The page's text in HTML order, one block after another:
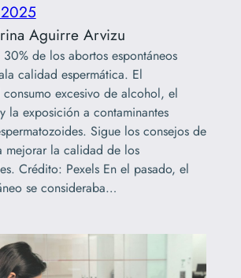
Aguirre Arvizu
de los abortos espontáneos
calidad espermática. El
excesivo de alcohol, el
la exposición a contaminantes
Sigue los consejos de
mejorar la calidad de los
Crédito: Pexels En el pasado, el
se consideraba…